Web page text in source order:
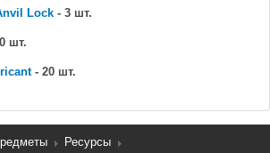
Lock - 3 шт.
шт.
- 20 шт.
Ресурсы